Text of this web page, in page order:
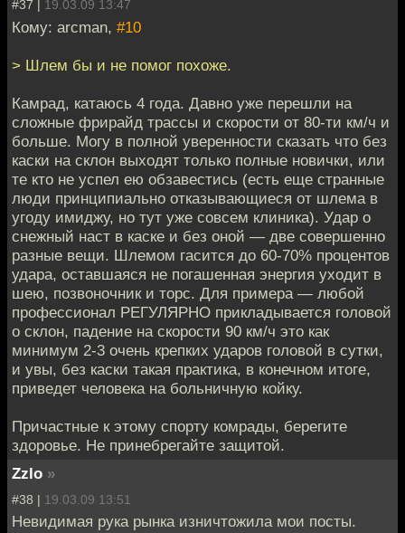
#37 | 19.03.09 13:47
Кому: arcman, #10
> Шлем бы и не помог похоже.
Камрад, катаюсь 4 года. Давно уже перешли на
сложные фрирайд трассы и скорости от 80-ти км/ч и
больше. Могу в полной уверенности сказать что без
каски на склон выходят только полные новички, или
те кто не успел ею обзавестись (есть еще странные
люди принципиально отказывающиеся от шлема в
угоду имиджу, но тут уже совсем клиника). Удар о
снежный наст в каске и без оной — две совершенно
разные вещи. Шлемом гасится до 60-70% процентов
удара, оставшаяся не погашенная энергия уходит в
шею, позвоночник и торс. Для примера — любой
профессионал РЕГУЛЯРНО прикладывается головой
о склон, падение на скорости 90 км/ч это как
минимум 2-3 очень крепких ударов головой в сутки,
и увы, без каски такая практика, в конечном итоге,
приведет человека на больничную койку.
Причастные к этому спорту комрады, берегите
здоровье. Не принебрегайте защитой.
Zzlo »
#38 | 19.03.09 13:51
Невидимая рука рынка изничтожила мои посты.